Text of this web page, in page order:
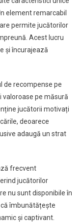
element remarcabil
permite jucătorilor
Acest lucru
și încurajează
de recompense pe
valoroase pe măsură
jucătorii motivați
deoarece
adaugă un strat
frecvent
jucătorilor
nu sunt disponibile în
îmbunătățește
și captivant.